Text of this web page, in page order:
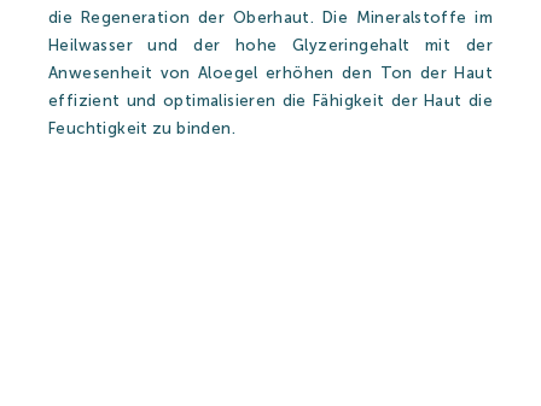
die Regeneration der Oberhaut. Die Mineralstoffe im
Heilwasser und der hohe Glyzeringehalt mit der
Anwesenheit von Aloegel erhöhen den Ton der Haut
effizient und optimalisieren die Fähigkeit der Haut die
Feuchtigkeit zu binden.